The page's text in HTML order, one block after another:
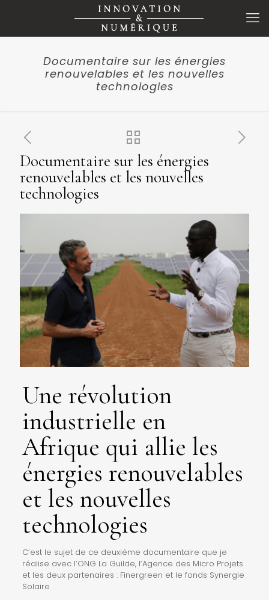
Documentaire sur les énergies
renouvelables et les nouvelles
technologies
Documentaire sur les énergies
renouvelables et les nouvelles
technologies
Une révolution
industrielle en
Afrique qui allie les
énergies renouvelables
et les nouvelles
technologies
C’est le sujet de ce deuxième documentaire que je
réalise avec l’ONG La Guilde, l’Agence des Micro Projets
et les deux partenaires : Finergreen et le fonds Synergie
Solaire